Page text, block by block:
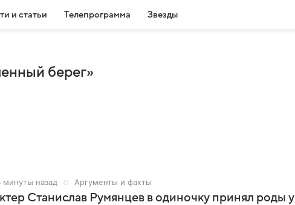
и статьи Телепрограмма Звезды
берег»
минуты назад Аргументы и факты
Станислав Румянцев в одиночку принял роды у